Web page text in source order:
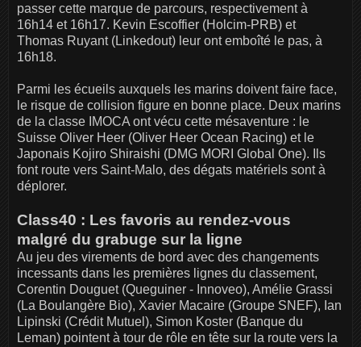
passer cette marque de parcours, respectivement à
16h14 et 16h17. Kevin Escoffier (Holcim-PRB) et
Thomas Ruyant (Linkedout) leur ont emboîté le pas, à
16h18.
Parmi les écueils auxquels les marins doivent faire face,
le risque de collision figure en bonne place. Deux marins
de la classe IMOCA ont vécu cette mésaventure : le
Suisse Oliver Heer (Oliver Heer Ocean Racing) et le
Japonais Kojiro Shiraishi (DMG MORI Global One). Ils
font route vers Saint-Malo, des dégats matériels sont à
déplorer.
Class40 : Les favoris au rendez-vous
malgré du grabuge sur la ligne
Au jeu des virements de bord avec des changements
incessants dans les premières lignes du classement,
Corentin Douguet (Queguiner - Innoveo), Amélie Grassi
(La Boulangère Bio), Xavier Macaire (Groupe SNEF), Ian
Lipinski (Crédit Mutuel), Simon Koster (Banque du
Leman) pointent à tour de rôle en tête sur la route vers la